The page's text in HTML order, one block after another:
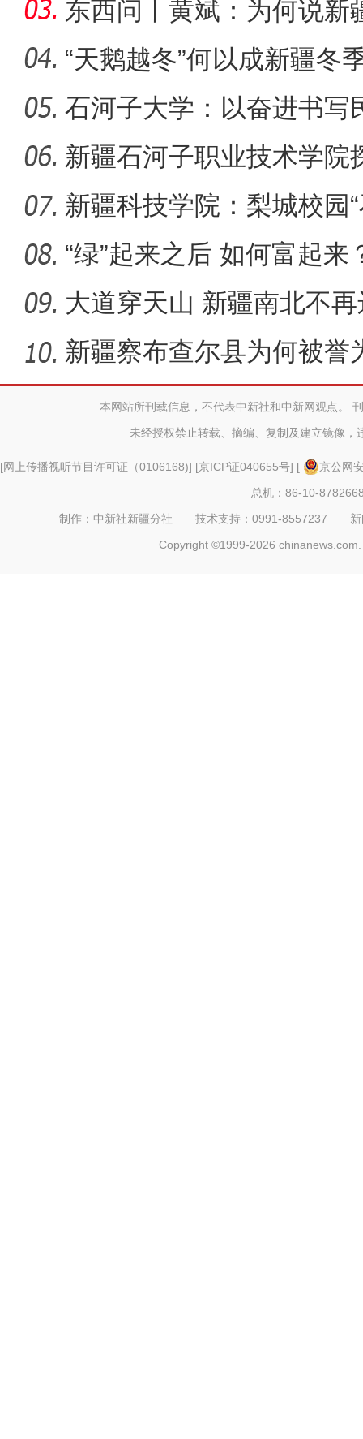
【与你为邻】哈萨克斯坦留
侨乡故事 | 守护坎儿井
何以实
东西问丨黄斌：为何说新
一部交
“天鹅越冬”何以成新疆冬
石河子大学：以奋进书写
新疆石河子职业技术学院
同体意
新疆科技学院：梨城校园
绘“同心
“绿”起来之后 如何富起来
大道穿天山 新疆南北不
新疆察布查尔县为何被誉
本网站所刊载信息，不代表中新社和中新网观点。
未经授权禁止转载、摘编、复制及建立镜像，
[网上传播视听节目许可证（0106168)] [京ICP证040655号] [
京公网
总机：86-10-
制作：中新社新疆分社 技术支持：0991-8557237
Copyright ©1999-2026